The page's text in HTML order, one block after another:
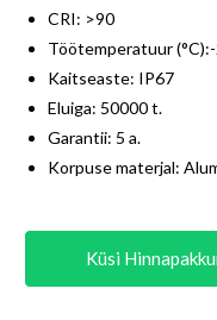
CRI: >90
Töötemperatuur
Kaitseaste: IP67
Eluiga: 50000 t.
Garantii: 5 a.
Korpuse materjal:
Küsi